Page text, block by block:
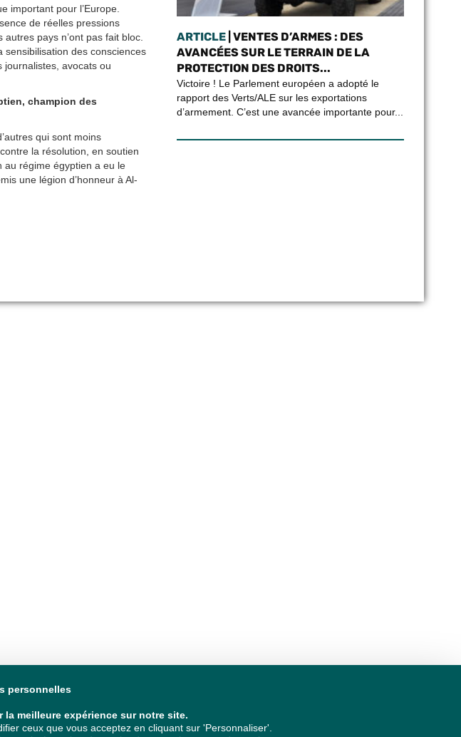
important pour l’Europe.
de réelles pressions
pays n’ont pas fait bloc.
sensibilisation des consciences
journalistes, avocats ou
champion des
qui sont moins
la résolution, en soutien
régime égyptien a eu le
une légion d’honneur à Al-
ARTICLE| VENTES D’ARMES : DES
AVANCÉES SUR LE TERRAIN DE LA
PROTECTION DES DROITS...
Victoire ! Le Parlement européen a adopté le
rapport des Verts/ALE sur les exportations
d’armement. C’est une avancée importante pour...
personnelles
meilleure expérience sur notre site.
ceux que vous acceptez en cliquant sur 'Personnaliser'.